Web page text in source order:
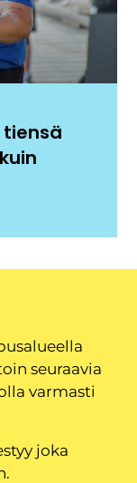
tiensä
seuraavia
varmasti
joka